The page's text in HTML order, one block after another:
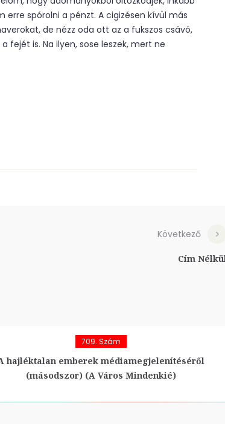
spórolni a pénzt. A cigizésen kívül más
de nézz oda ott az a fukszos csávó,
is. Na ilyen, sose leszek, mert ne
Következő
Cím
709. Szám
hajléktalan emberek médiamegjelenítéséről
(másodszor) (A Város Mindenkié)